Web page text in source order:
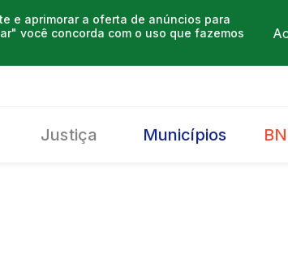
e aprimorar a oferta de anúncios para
você concorda com o uso que fazemos
Justiça Municípios